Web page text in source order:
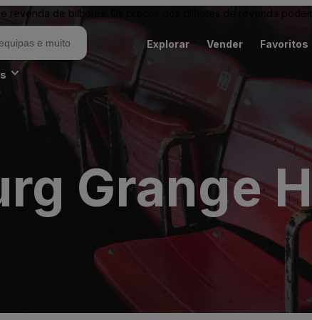
revenda de bilhetes. Os preços dos bilhetes de revenda
Explorar Vender Favoritos
Grange